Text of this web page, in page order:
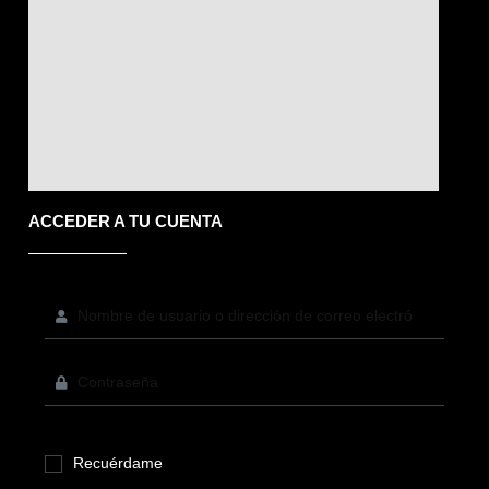
ACCEDER A TU CUENTA
Recuérdame